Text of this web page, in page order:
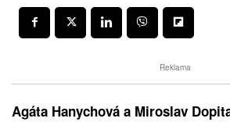
Reklama
Agáta Hanychová a Miroslav